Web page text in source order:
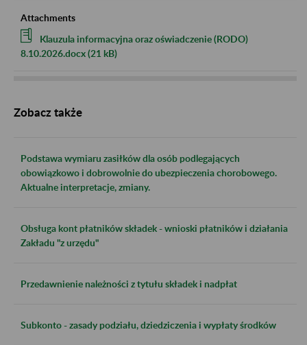
Attachments
Klauzula informacyjna oraz oświadczenie (RODO)
8.10.2026.docx (21 kB)
Zobacz także
Podstawa wymiaru zasiłków dla osób podlegających
obowiązkowo i dobrowolnie do ubezpieczenia chorobowego.
Aktualne interpretacje, zmiany.
Obsługa kont płatników składek - wnioski płatników i działania
Zakładu "z urzędu"
Przedawnienie należności z tytułu składek i nadpłat
Subkonto - zasady podziału, dziedziczenia i wypłaty środków